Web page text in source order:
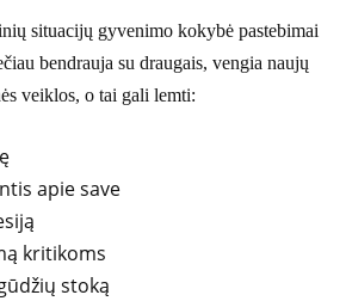
situacijų gyvenimo kokybė pastebimai
bendrauja su draugais, vengia naujų
veiklos, o tai gali lemti:
apie save
kritikoms
stoką